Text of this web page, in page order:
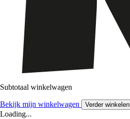
Subtotaal winkelwagen
Bekijk mijn winkelwagen Verder winkelen
Loading...